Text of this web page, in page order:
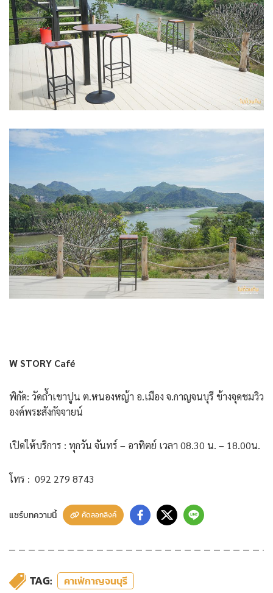
W STORY Café
พิกัด: วัดถ้ำเขาปูน ต.หนองหญ้า อ.เมือง จ.กาญจนบุรี ข้างจุดชมวิว
องค์พระสังกัจจายน์
เปิดให้บริการ : ทุกวัน จันทร์ – อาทิตย์ เวลา 08.30 น. – 18.00น.
โทร : 092 279 8743
แชร์บทความนี้ คัดลอกลิงค์
TAG: คาเฟ่กาญจนบุรี